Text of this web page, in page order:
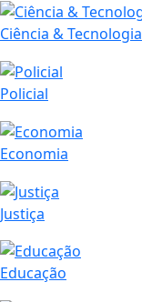
Ciência & Tecnologia
Policial
Economia
Justiça
Educação